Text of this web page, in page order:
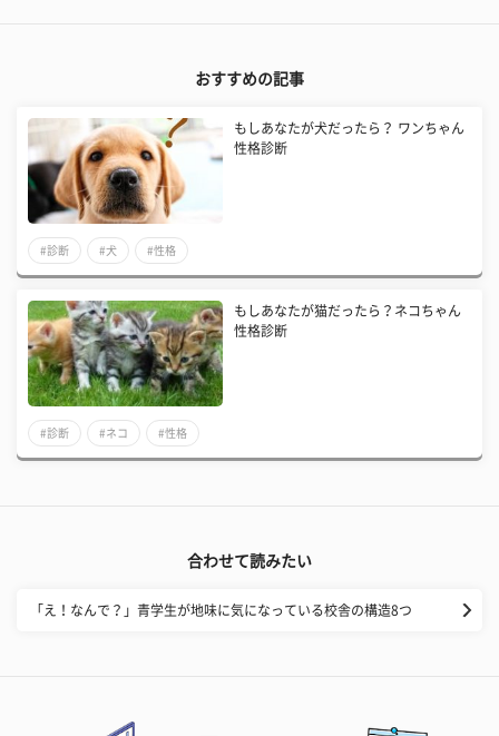
おすすめの記事
もしあなたが犬だったら？ ワンちゃん
性格診断
#診断 #犬 #性格
もしあなたが猫だったら？ネコちゃん
性格診断
#診断 #ネコ #性格
合わせて読みたい
「え！なんで？」青学生が地味に気になっている校舎の構造8つ